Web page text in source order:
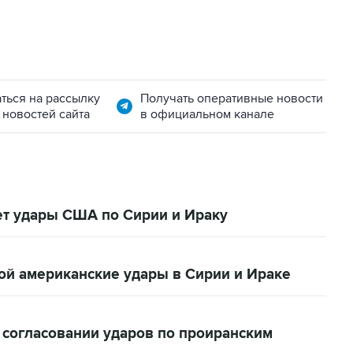
на рассылку
сайта
Получать оперативные новости
в официальном канале
удары США по Сирии и Ираку
американские удары в Сирии и Ираке
ударов по проиранским